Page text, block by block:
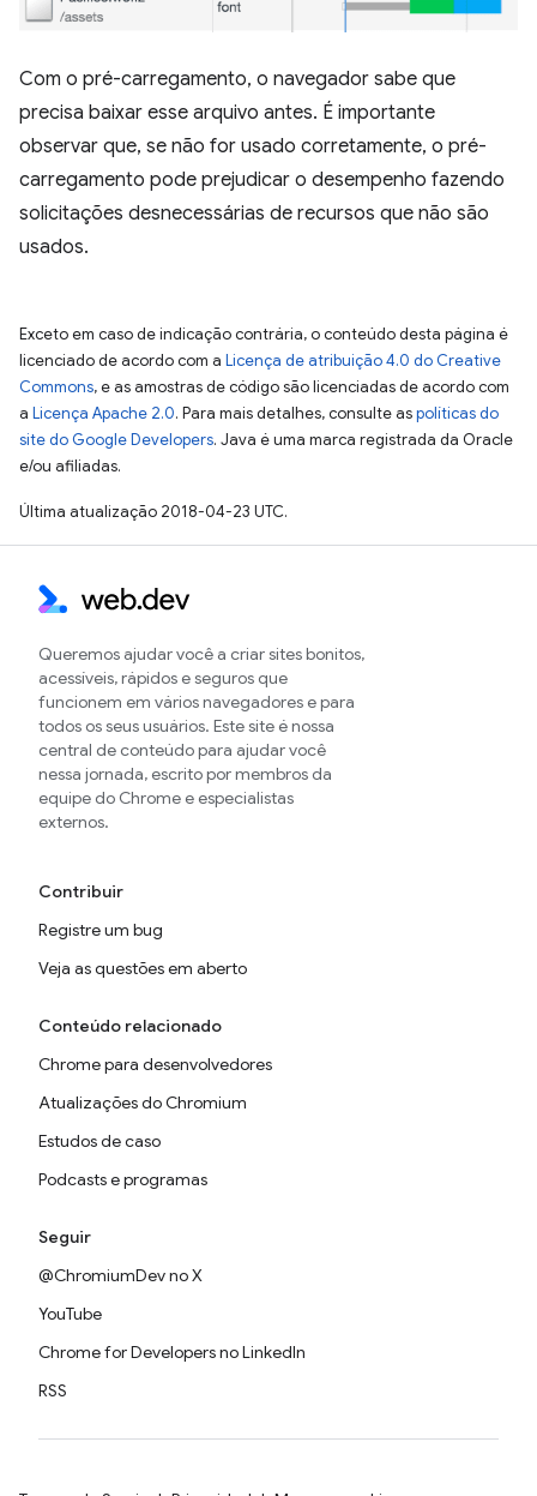
Com o pré-carregamento, o navegador sabe que
precisa baixar esse arquivo antes. É importante
observar que, se não for usado corretamente, o pré-
carregamento pode prejudicar o desempenho fazendo
solicitações desnecessárias de recursos que não são
usados.
Exceto em caso de indicação contrária, o conteúdo desta página é
licenciado de acordo com a Licença de atribuição 4.0 do Creative
Commons, e as amostras de código são licenciadas de acordo com
a Licença Apache 2.0. Para mais detalhes, consulte aspolíticas do
site do Google Developers. Java é uma marca registrada da Oracle
e/ou afiliadas.
Última atualização 2018-04-23 UTC.
Queremos ajudar você a criar sites bonitos,
acessíveis, rápidos e seguros que
funcionem em vários navegadores e para
todos os seus usuários. Este site é nossa
central de conteúdo para ajudar você
nessa jornada, escrito por membros da
equipe do Chrome e especialistas
externos.
Contribuir
Registre um bug
Veja as questões em aberto
Conteúdo relacionado
Chrome para desenvolvedores
Atualizações do Chromium
Estudos de caso
Podcasts e programas
Seguir
@ChromiumDev no X
YouTube
Chrome for Developers no LinkedIn
RSS